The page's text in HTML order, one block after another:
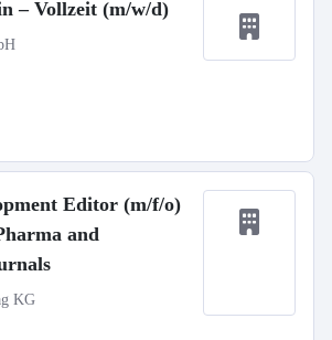
– Vollzeit (m/w/d)
Editor (m/f/o)
and
KG